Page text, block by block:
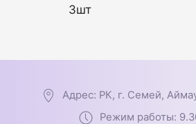
3шт
Адрес: РК, г. Семей,
Режим работы: